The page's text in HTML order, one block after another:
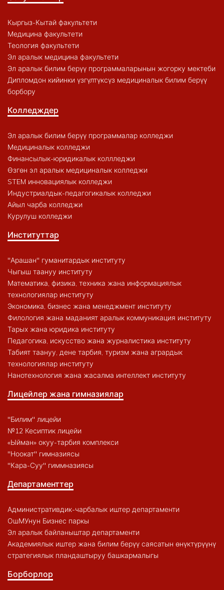
Кыргыз-Кытай факультети
Медицина факультети
Теология факультети
Эл аралык медицина факультети
Эл аралык билим берүү программаларынын жогорку мектеби
Дипломдон кийинки үзгүлтүксүз медициналык билим берүү
борбору
Колледждер
Эл аралык билим берүү программалар колледжи
Медициналык колледжи
Финансылык-юридикалык коллледжи
Өзгөн эл аралык медициналык колледжи
STEM инновациялык колледжи
Индустриалдык-педагогикалык колледжи
Айыл чарба колледжи
Курулуш колледжи
Институттар
"Арашан" гуманитардык институту
Чыгыш таануу институту
Математика, физика, техника жана информациялык
технологиялар институту
Экономика, бизнес жана менеджмент институту
Филология жана маданият аралык коммуникация институту
Тарых жана юридика институту
Педагогика, искусство жана журналистика институту
Табият таануу, дене тарбия, туризм жана агрардык
технологиялар институту
Нанотехнология жана жасалма интеллект институту
Лицейлер жана гимназиялар
"Билим" лицейи
№12 Кесиптик лицейи
«Ыйман» окуу-тарбия комплекси
"Ноокат" гимназиясы
"Кара-Суу" гиммназиясы
Департаменттер
Административдик-чарбалык иштер департаменти
ОшМУнун Бизнес паркы
Эл аралык байланыштар департаменти
Академиялык иштер жана билим берүү саясатын өнүктүрүүнү
стратегиялык пландаштыруу башкармалыгы
Борборлор